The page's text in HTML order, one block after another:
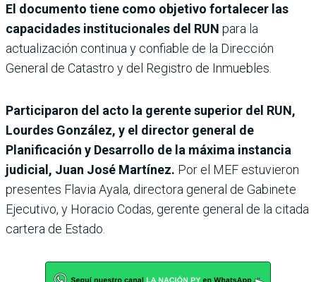
El documento tiene como objetivo fortalecer las
capacidades institucionales del RUN para la
actualización continua y confiable de la Dirección
General de Catastro y del Registro de Inmuebles.
Participaron del acto la gerente superior del RUN,
Lourdes González, y el director general de
Planificación y Desarrollo de la máxima instancia
judicial, Juan José Martínez. Por el MEF estuvieron
presentes Flavia Ayala, directora general de Gabinete
Ejecutivo, y Horacio Codas, gerente general de la citada
cartera de Estado.